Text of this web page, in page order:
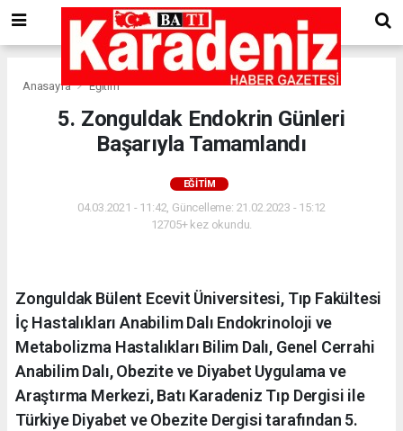
Anasayfa Eğitim
5. Zonguldak Endokrin Günleri
Başarıyla Tamamlandı
EĞITIM
04.03.2021 - 11:42, Güncelleme: 21.02.2023 - 15:12
12705+ kez okundu.
Zonguldak Bülent Ecevit Üniversitesi, Tıp Fakültesi
İç Hastalıkları Anabilim Dalı Endokrinoloji ve
Metabolizma Hastalıkları Bilim Dalı, Genel Cerrahi
Anabilim Dalı, Obezite ve Diyabet Uygulama ve
Araştırma Merkezi, Batı Karadeniz Tıp Dergisi ile
Türkiye Diyabet ve Obezite Dergisi tarafından 5.